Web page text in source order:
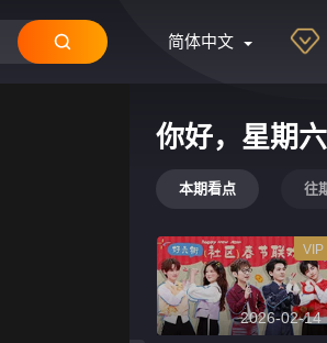
简体中文
你好，星期
本期看点 往
2026-02-14
VIP